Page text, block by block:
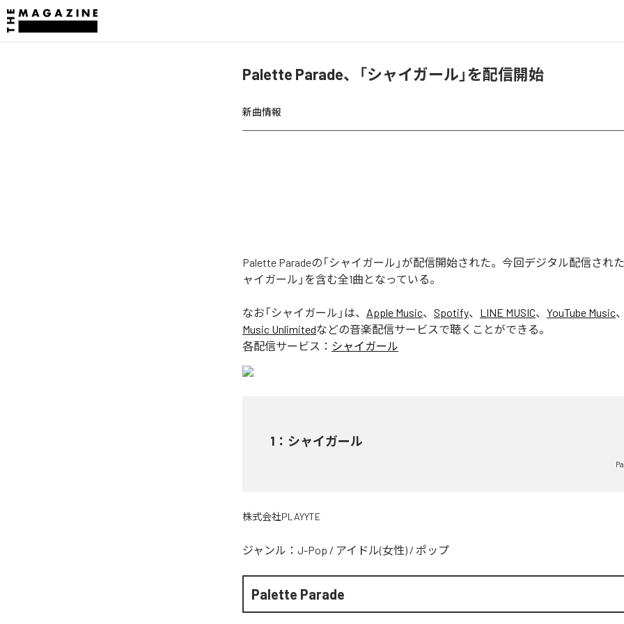
Palette Parade、「シャイガール」を配信開始
新曲情報
Palette Paradeの「シャイガール」が配信開始された。今回デジタル配信され
ャイガール」を含む全1曲となっている。
なお「シャイガール 」は、 Apple Music、 Spotify、 LINE MUSIC、 YouTube Music、
Music Unlimitedなどの音楽配信サービスで聴くことができる。
各配信サービス： シャイガール
1 ： シャイガール
株式会社PLAYYTE
ジャンル： J-Pop / アイドル(女性) / ポップ
Palette Parade